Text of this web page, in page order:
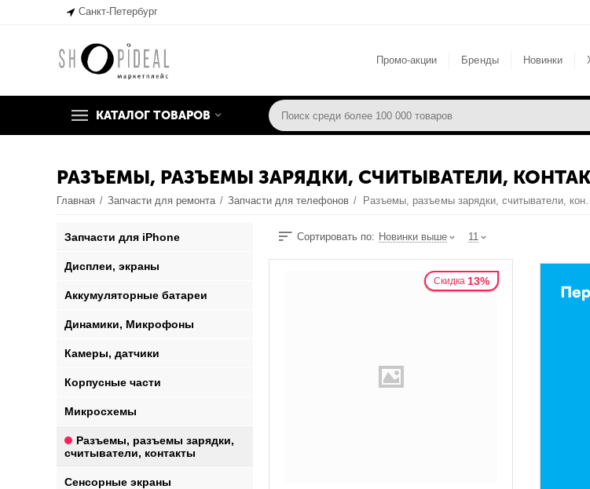
Санкт-Петербург
Промо-акции Бренды Новинки
КАТАЛОГ ТОВАРОВ
РАЗЪЕМЫ, РАЗЪЕМЫ ЗАРЯДКИ, СЧИТЫВАТЕЛИ,
Главная / Запчасти для ремонта / Запчасти для телефонов / Разъемы,
Сортировать по: Новинки выше 11
Скидка 13%
Запчасти для iPhone
Дисплеи, экраны
Аккумуляторные батареи
Динамики, Микрофоны
Камеры, датчики
Корпусные части
Микросхемы
Разъемы, разъемы зарядки,
считыватели, контакты
Сенсорные экраны